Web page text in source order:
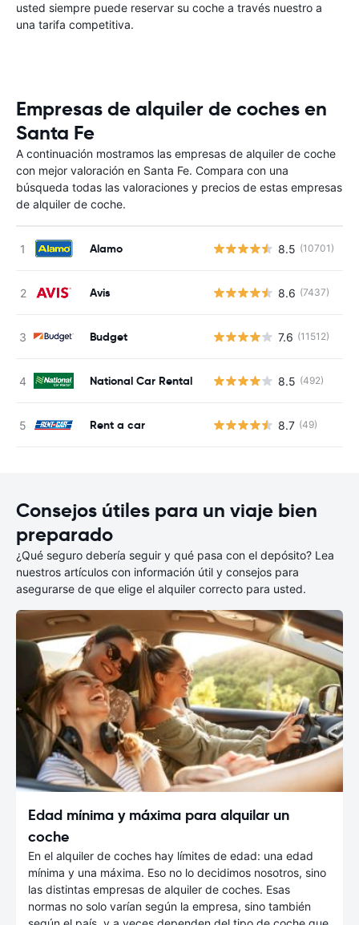
usted siempre puede reservar su coche a través nuestro a
una tarifa competitiva.
Empresas de alquiler de coches en
Santa Fe
A continuación mostramos las empresas de alquiler de coche
con mejor valoración en Santa Fe. Compara con una
búsqueda todas las valoraciones y precios de estas empresas
de alquiler de coche.
Alamo 8.5 (10701)
Avis 8.6 (7437)
Budget 7.6 (11512)
National Car Rental 8.5 (492)
Rent a car 8.7 (49)
Consejos útiles para un viaje bien
preparado
¿Qué seguro debería seguir y qué pasa con el depósito? Lea
nuestros artículos con información útil y consejos para
asegurarse de que elige el alquiler correcto para usted.
Edad mínima y máxima para alquilar un
coche
En el alquiler de coches hay límites de edad: una edad
mínima y una máxima. Eso no lo decidimos nosotros, sino
las distintas empresas de alquiler de coches. Esas
normas no solo varían según la empresa, sino también